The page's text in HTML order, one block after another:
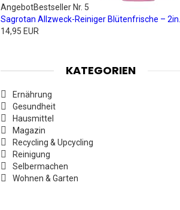
AngebotBestseller Nr. 5
Sagrotan Allzweck-Reiniger Blütenfrische – 2in...
14,95 EUR
KATEGORIEN
Ernährung
Gesundheit
Hausmittel
Magazin
Recycling & Upcycling
Reinigung
Selbermachen
Wohnen & Garten